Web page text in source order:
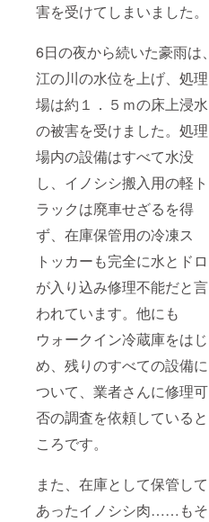
害を受けてしまいました。
6日の夜から続いた豪雨は、
江の川の水位を上げ、処理
場は約１．５ｍの床上浸水
の被害を受けました。処理
場内の設備はすべて水没
し、イノシシ搬入用の軽ト
ラックは廃車せざるを得
ず、在庫保管用の冷凍ス
トッカーも完全に水とドロ
が入り込み修理不能だと言
われています。他にも
ウォークイン冷蔵庫をはじ
め、残りのすべての設備に
ついて、業者さんに修理可
否の調査を依頼していると
ころです。
また、在庫として保管して
あったイノシシ肉……もそ